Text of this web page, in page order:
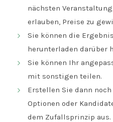
nächsten
erlauben, Preise zu
Sie können die
herunterladen darüber
Sie können Ihr
mit sonstigen teilen.
Erstellen Sie dann
Optionen oder
dem Zufallsprinzip aus.